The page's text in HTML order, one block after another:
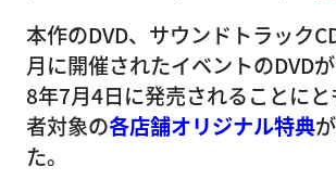
本作のDVD、サウンドトラック
月に開催されたイベントのDVD
8年7月4日に発売されることに
者対象の各店舗オリジナル特典
た。